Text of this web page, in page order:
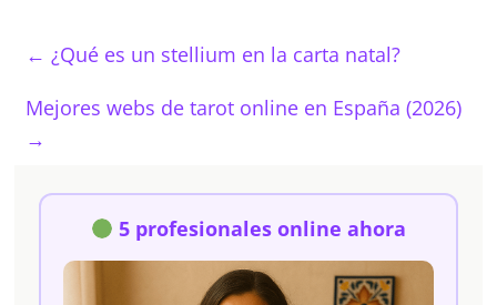
← ¿Qué es un stellium en la carta natal?
Mejores webs de tarot online en España (2026)
→
5 profesionales online ahora